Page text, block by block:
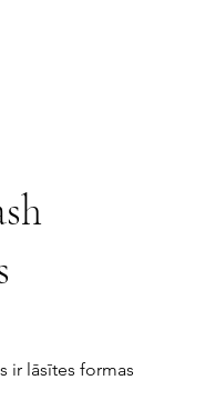
ir lāsītes formas